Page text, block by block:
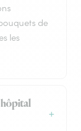
de
les